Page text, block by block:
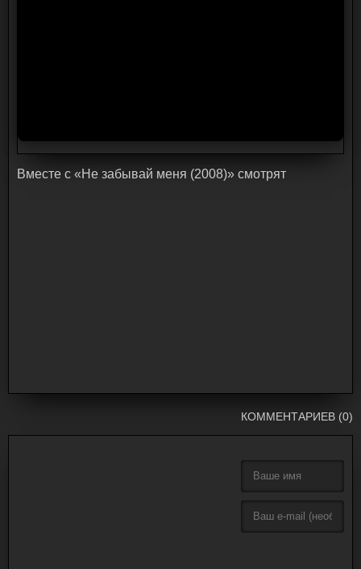
Bмecтe c «Не забывай меня (2008)» cмoтpят
КОММЕНТАРИЕВ (0)